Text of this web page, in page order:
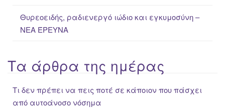
Θυρεοειδής, ραδιενεργό ιώδιο και εγκυμοσύνη –
ΝΕΑ ΈΡΕΥΝΑ
Τα άρθρα της ημέρας
Τι δεν πρέπει να πεις ποτέ σε κάποιον που πάσχει
από αυτοάνοσο νόσημα